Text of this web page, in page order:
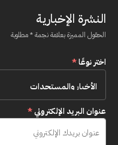
النشرة الإخبارية
الحقول المميزة بعلامة نجمة * مطلوبة
اختر نوعًا*
عنوان البريد الإلكتروني*